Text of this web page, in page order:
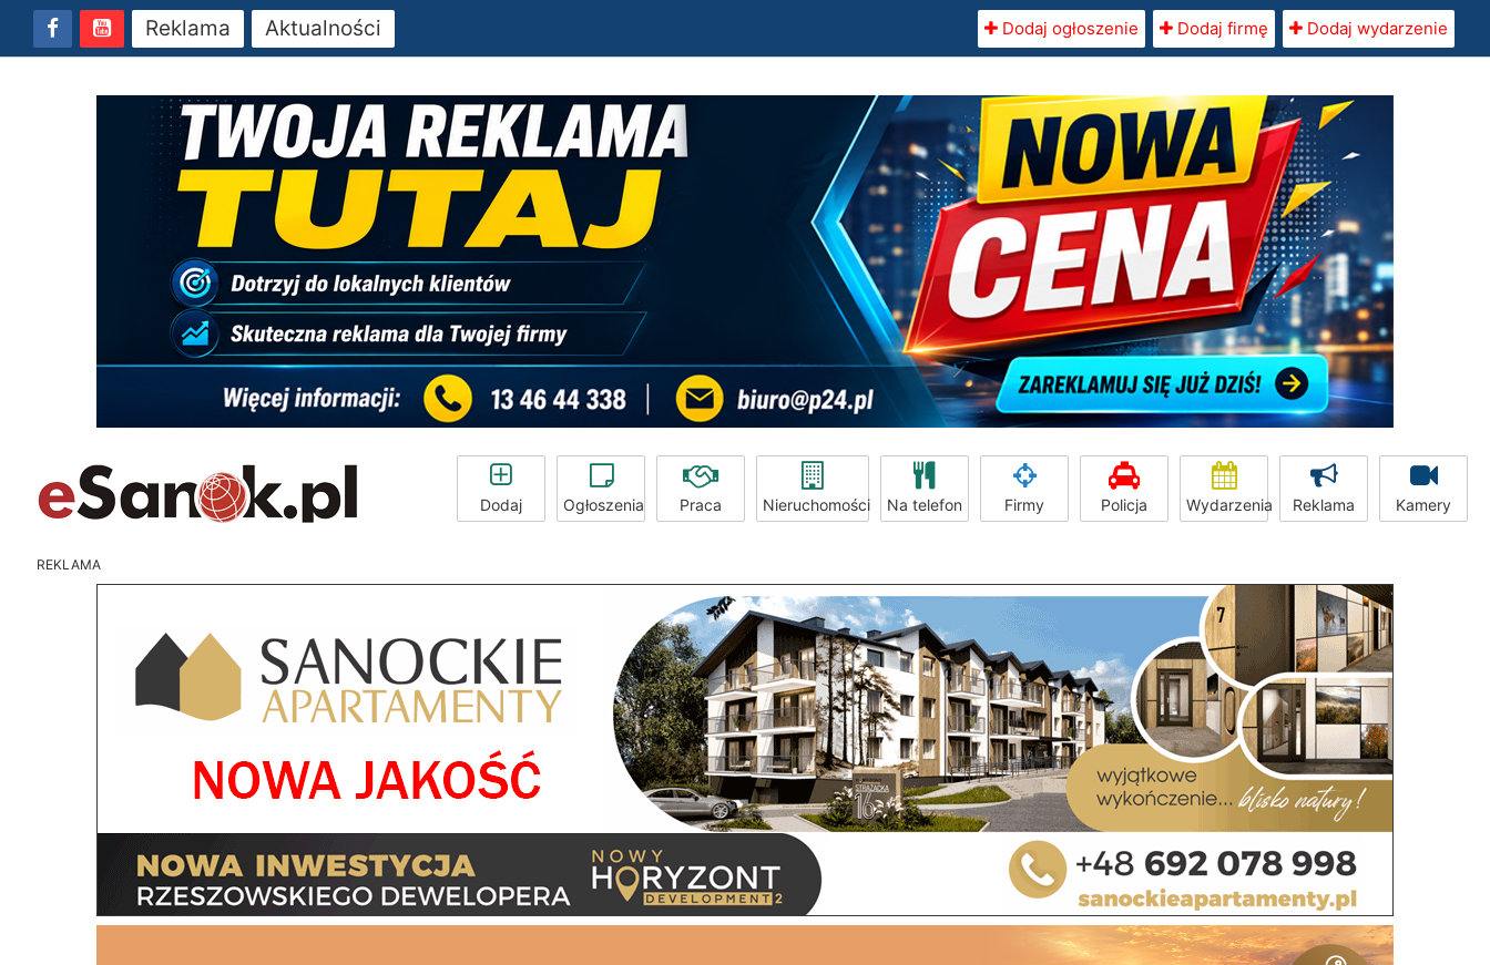
Reklama Aktualności Dodaj ogłoszenie Dodaj firmę Dodaj wydarzenie
Dodaj Ogłoszenia Praca Nieruchomości Na telefon Firmy Policja Wydarzenia Reklama Kamery
REKLAMA